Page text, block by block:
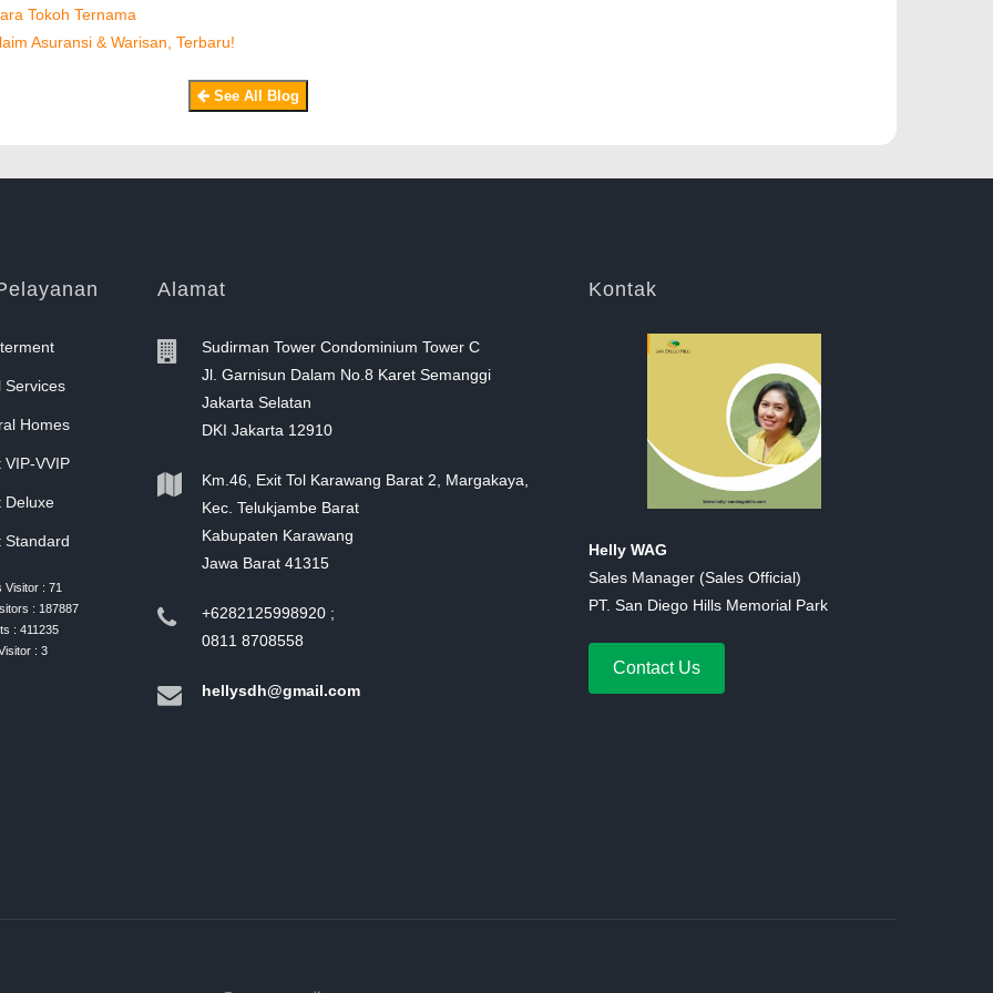
Tokoh Ternama
Asuransi & Warisan, Terbaru!
See All Blog
Homes
VVIP
: 71
: 187887
: 411235
: 3
Alamat
Sudirman Tower Condominium Tower C
Jl. Garnisun Dalam No.8 Karet Semanggi
Jakarta Selatan
DKI Jakarta 12910
Km.46, Exit Tol Karawang Barat 2, Margakaya,
Kec. Telukjambe Barat
Kabupaten Karawang
Jawa Barat 41315
+6282125998920 ;
0811 8708558
hellysdh@gmail.com
Kontak
Helly WAG
Sales Manager (Sales Official)
PT. San Diego Hills Memorial Park
Contact Us